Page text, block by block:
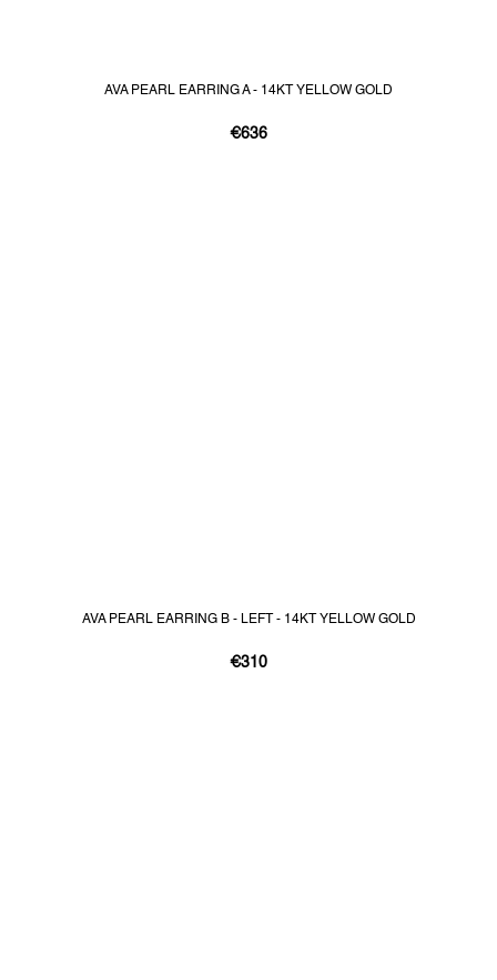
AVA PEARL EARRING A - 14KT YELLOW GOLD
€636
AVA PEARL EARRING B - LEFT - 14KT YELLOW GOLD
€310